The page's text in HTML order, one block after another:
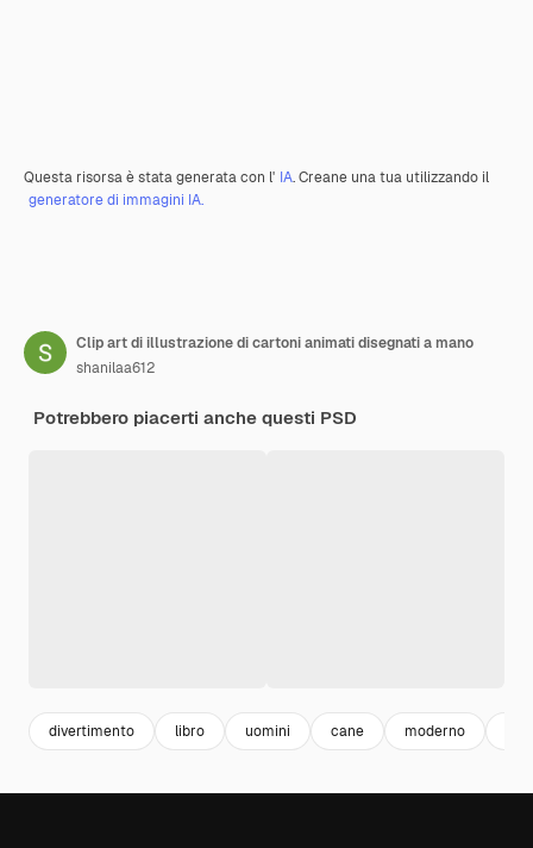
Questa risorsa è stata generata con l' IA. Creane una tua utilizzando il
generatore di immagini IA.
Clip art di illustrazione di cartoni animati disegnati a mano
shanilaa612
Potrebbero piacerti anche questi PSD
divertimento libro uomini cane moderno